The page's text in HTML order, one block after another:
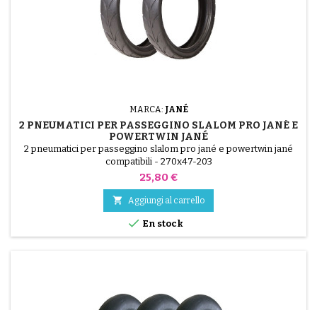
MARCA: JANÉ
2 PNEUMATICI PER PASSEGGINO SLALOM PRO JANÉ E
POWERTWIN JANÉ
2 pneumatici per passeggino slalom pro jané e powertwin jané
compatibili - 270x47-203
Prezzo
25,80 €
 Aggiungi al carrello
 En stock